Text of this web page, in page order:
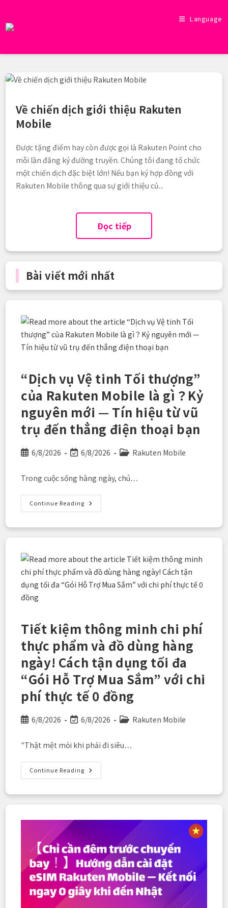
content
Language
Về chiến dịch giới thiệu Rakuten
Mobile
Được tặng điểm hay còn được gọi là Rakuten Point cho
mỗi lần đăng ký đường truyền. Chúng tôi đang tổ chức
một chiến dịch đặc biệt lớn! Nếu bạn ký hợp đồng với
Rakuten Mobile thông qua sự giới thiệu củ...
Đọc tiếp
Bài viết mới nhất
“Dịch vụ Vệ tinh Tối thượng”
của Rakuten Mobile là gì？Kỷ
nguyên mới — Tín hiệu từ vũ
trụ đến thẳng điện thoại bạn
Post6/8/2026
Post
modified:
6/8/2026
PostRakuten Mobile
Trong cuộc sống hàng ngày, chú…
Continue Reading “Dịch
Vụ
Tối
Mobile
Là
Gì？
Kỷ
Nguyên
Từ
Vũ
Đến
Thẳng
Điện
Thoại
Bạn
Tiết kiệm thông minh chi phí
thực phẩm và đồ dùng hàng
ngày! Cách tận dụng tối đa
“Gói Hỗ Trợ Mua Sắm” với chi
phí thực tế 0 đồng
Post6/8/2026
Post
modified:
6/8/2026
PostRakuten Mobile
"Thật mệt mỏi khi phải đi siêu…
Continue Reading Tiết
Kiệm
Chi
Phẩm
Dùng
Hàng
Ngày!
Cách
Tận
Dụng
Tối
Đa
“Gói